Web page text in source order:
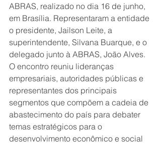
ABRAS, realizado no dia 16 de junho,
em Brasília. Representaram a entidade
o presidente, Jailson Leite, a
superintendente, Silvana Buarque, e o
delegado junto à ABRAS, João Alves.
O encontro reuniu lideranças
empresariais, autoridades públicas e
representantes dos principais
segmentos que compõem a cadeia de
abastecimento do país para debater
temas estratégicos para o
desenvolvimento econômico e social